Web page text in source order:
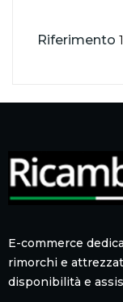
Riferimento
E-commerce
rimorchi e
disponibilità e